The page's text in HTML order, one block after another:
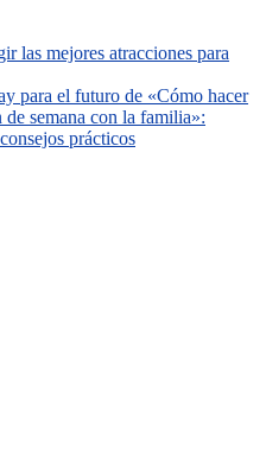
las mejores atracciones para
para el futuro de «Cómo hacer
de semana con la familia»:
prácticos